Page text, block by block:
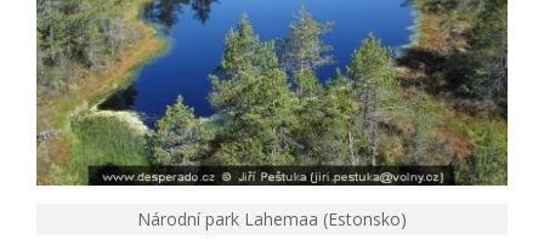
Národní park Lahemaa (Estonsko)